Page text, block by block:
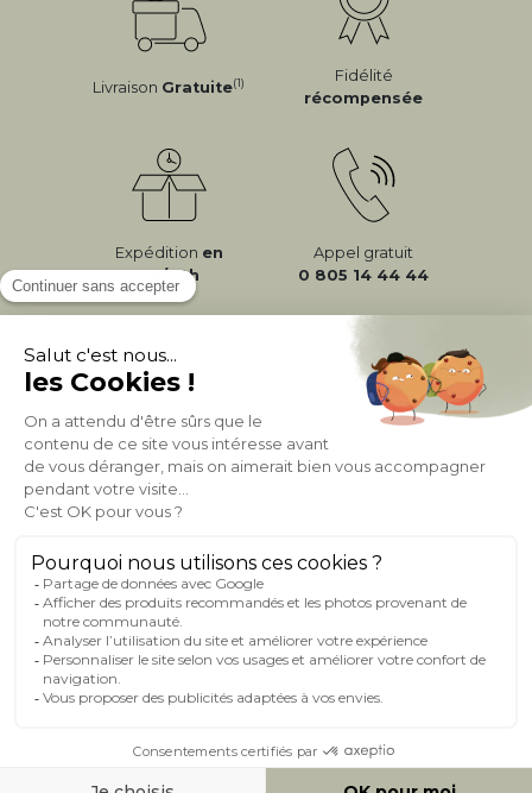
Livraison Gratuite(1)
Fidélité
récompensée
Expédition en
24/72h
Appel gratuit
0 805 14 44 44
À PROPOS DE MILIBOO
AIDE & CONTACT